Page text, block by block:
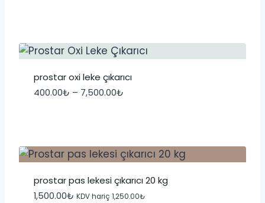
prostar oxi leke çıkarıcı
400.00₺ – 7,500.00₺Fiyat
7,500.00₺
prostar pas lekesi çıkarıcı 20 kg
1,500.00₺ KDV hariç 1,250.00₺